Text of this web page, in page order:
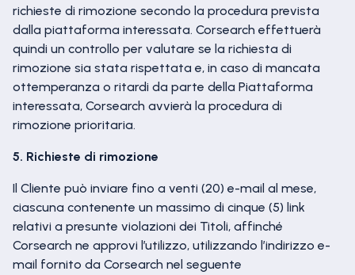
richieste di rimozione secondo la procedura prevista
dalla piattaforma interessata. Corsearch effettuerà
quindi un controllo per valutare se la richiesta di
rimozione sia stata rispettata e, in caso di mancata
ottemperanza o ritardi da parte della Piattaforma
interessata, Corsearch avvierà la procedura di
rimozione prioritaria.
5. Richieste di rimozione
Il Cliente può inviare fino a venti (20) e-mail al mese,
ciascuna contenente un massimo di cinque (5) link
relativi a presunte violazioni dei Titoli, affinché
Corsearch ne approvi l’utilizzo, utilizzando l’indirizzo e-
mail fornito da Corsearch nel seguente